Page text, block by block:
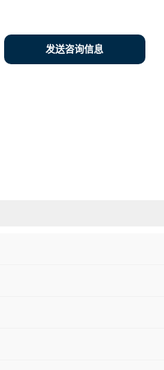
发送咨询信息